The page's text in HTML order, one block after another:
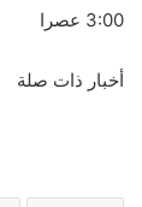
3:00 عصرا
أخبار ذات صلة